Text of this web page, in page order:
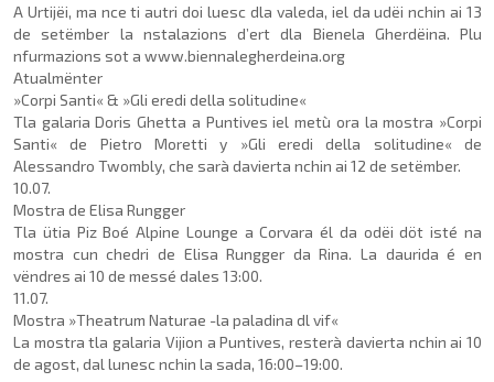
A Urtijëi, ma nce ti autri doi luesc dla valeda, iel da udëi nchin ai 13
de setëmber la nstalazions d’ert dla Bienela Gherdëina. Plu
nfurmazions sot a www.biennalegherdeina.org
Atualmënter
»Corpi Santi« & »Gli eredi della solitudine«
Tla galaria Doris Ghetta a Puntives iel metù ora la mostra »Corpi
Santi« de Pietro Mo­retti y »Gli eredi della solitu­dine« de
Alessandro Twombly, che sarà davierta nchin ai 12 de setëmber.
10.07.
Mostra de Elisa Rungger
Tla ütia Piz Boé Alpine Loun­ge a Corvara él da odëi döt isté na
mostra cun chedri de Elisa Rungger da Rina. La daurida é en
vëndres ai 10 de messé dales 13:00.
11.07.
Mostra »Theatrum Naturae -la paladina dl vif«
La mostra tla galaria Vijion a Puntives, resterà davierta nchin ai 10
de agost, dal lunesc nchin la sada, 16:00–19:00.